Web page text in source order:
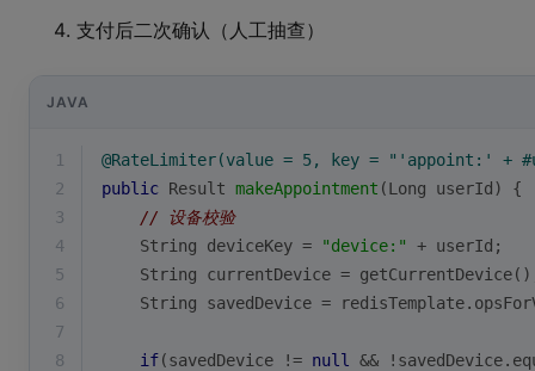
支付后二次确认（人工抽查）
JAVA
1
@RateLimiter(value = 5, key = "'appoint:' +
2
public Result makeAppointment (Long userId)
{
3
// 设备校验
4
    String deviceKey =
"device:"
+ userId;
5
String currentDevice =
6
String savedDevice =
7
8
if(savedDevice != null
&&